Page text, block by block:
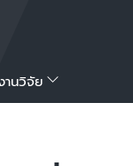
านวิจัย